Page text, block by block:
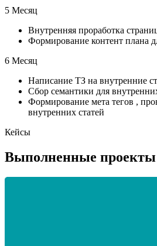
5 Месяц
Внутренняя проработка
Формирование контент плана
6 Месяц
Написание ТЗ на внутренние
Сбор семантики для
Формирование мета тегов ,
внутренних статей
Кейсы
Выполненные проекты